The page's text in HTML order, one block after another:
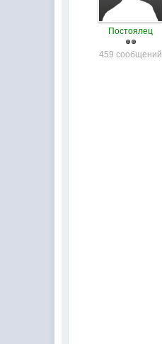
Постоялец
459 сообщений